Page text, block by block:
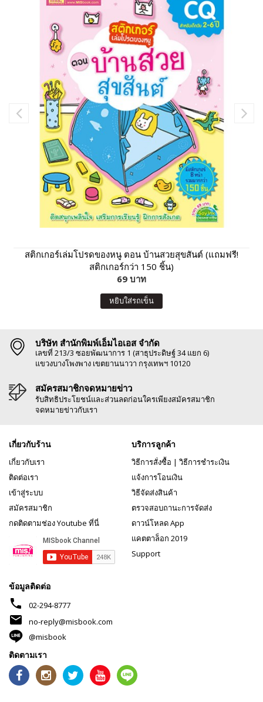
สติกเกอร์เล่มโปรดของหนู ตอน บ้านสวยสุขสันต์ (แถมฟรี!
สติกเกอร์กว่า 150 ชิ้น)
69 บาท
หยิบใส่รถเข็น
บริษัท สำนักพิมพ์เอ็มไอเอส จำกัด
เลขที่ 213/3 ซอยพัฒนาการ 1 (สาธุประดิษฐ์ 34 แยก 6)
แขวงบางโพงพาง เขตยานนาวา กรุงเทพฯ 10120
สมัครสมาชิกจดหมายข่าว
รับสิทธิประโยชน์และส่วนลดก่อนใครเพียงสมัครสมาชิก
จดหมายข่าวกับเรา
เกี่ยวกับร้าน
เกี่ยวกับเรา
ติดต่อเรา
เข้าสู่ระบบ
สมัครสมาชิก
กดติดตามช่อง Youtube ที่นี่
บริการลูกค้า
วิธีการสั่งซื้อ | วิธีการชำระเงิน
แจ้งการโอนเงิน
วิธีจัดส่งสินค้า
ตรวจสอบถานะการจัดส่ง
ดาวน์โหลด App
แคตตาล็อก 2019
Support
ข้อมูลติดต่อ
phone 02-294-8777
mail
no-reply@misbook.com
@misbook
ติดตามเรา